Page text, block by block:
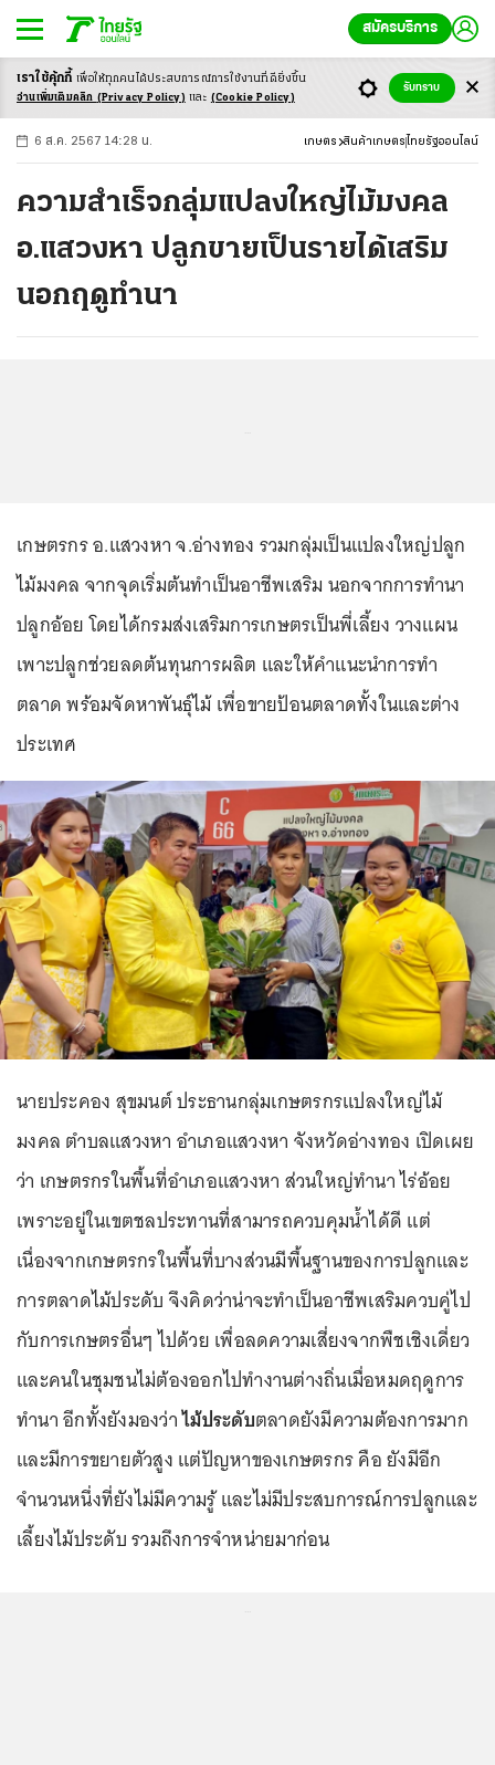
สมัครบริการ
-ก ก ก+
6 ส.ค. 2567 14:28 น. เกษตร สินค้าเกษตร ไทยรัฐออนไลน์
ความสำเร็จกลุ่มแปลงใหญ่ไม้มงคล
อ.แสวงหา ปลูกขายเป็นรายได้เสริม
นอกฤดูทำนา
เกษตรกร อ.แสวงหา จ.อ่างทอง รวมกลุ่มเป็นแปลงใหญ่ปลูก
ไม้มงคล จากจุดเริ่มต้นทำเป็นอาชีพเสริม นอกจากการทำนา
ปลูกอ้อย โดยได้กรมส่งเสริมการเกษตรเป็นพี่เลี้ยง วางแผน
เพาะปลูกช่วยลดต้นทุนการผลิต และให้คำแนะนำการทำ
ตลาด พร้อมจัดหาพันธุ์ไม้ เพื่อขายป้อนตลาดทั้งในและต่าง
ประเทศ
นายประคอง สุขมนต์ ประธานกลุ่มเกษตรกรแปลงใหญ่ไม้
มงคล ตำบลแสวงหา อำเภอแสวงหา จังหวัดอ่างทอง เปิดเผย
ว่า เกษตรกรในพื้นที่อำเภอแสวงหา ส่วนใหญ่ทำนา ไร่อ้อย
เพราะอยู่ในเขตชลประทานที่สามารถควบคุมน้ำได้ดี แต่
เนื่องจากเกษตรกรในพื้นที่บางส่วนมีพื้นฐานของการปลูกและ
การตลาดไม้ประดับ จึงคิดว่าน่าจะทำเป็นอาชีพเสริมควบคู่ไป
กับการเกษตรอื่นๆ ไปด้วย เพื่อลดความเสี่ยงจากพืชเชิงเดี่ยว
และคนในชุมชนไม่ต้องออกไปทำงานต่างถิ่นเมื่อหมดฤดูการ
ทำนา อีกทั้งยังมองว่าไม้ประดับตลาดยังมีความต้องการมาก
และมีการขยายตัวสูง แต่ปัญหาของเกษตรกร คือ ยังมีอีก
จำนวนหนึ่งที่ยังไม่มีความรู้ และไม่มีประสบการณ์การปลูกและ
เลี้ยงไม้ประดับ รวมถึงการจำหน่ายมาก่อน
เราใช้คุ้กกี้ เพื่อให้ทุกคนได้ประสบการณ์การใช้งานที่ดียิ่งขึ้น
อ่านเพิ่มเติมคลิก (Privacy Policy) และ (Cookie Policy)
รับทราบ